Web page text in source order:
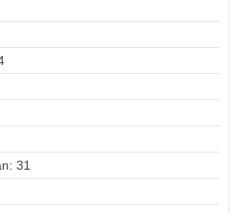
31